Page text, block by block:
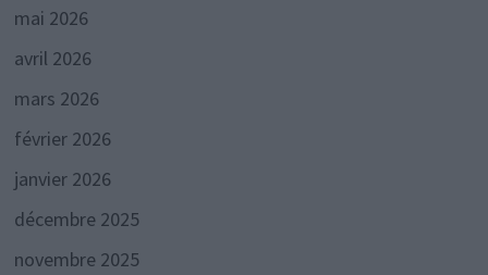
mai 2026
avril 2026
mars 2026
février 2026
janvier 2026
décembre 2025
novembre 2025